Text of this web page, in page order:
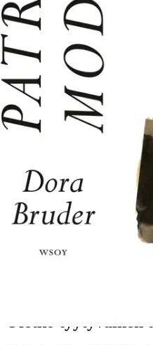
kohtalosta. Modiano antaa
vainojen uhrista. Dora Bruder,
karkasi koulustaan joulukuussa
myöhemmin Patrick Modiano
ilmoituksen, jossa vanhemmat
tämän kohtalon.Herkin vaistoin
kuvaa Doran, nuoren, jonka
Henkeäsalpaavaan tarinaan
isän selviytyminen Pariisin
Modianon (s. 1945) runsaassa
(1997) on ainoa teos, jonka
henkilö. Voimakkaasti läsnä on
Siellä on Modianon ansiosta
Dora-Bruder. Modiano sai
kirjallisuuspalkinnon.
Näytä lisää tuotekuvausta
Ominaisuudet
Oletko tyytyväinen